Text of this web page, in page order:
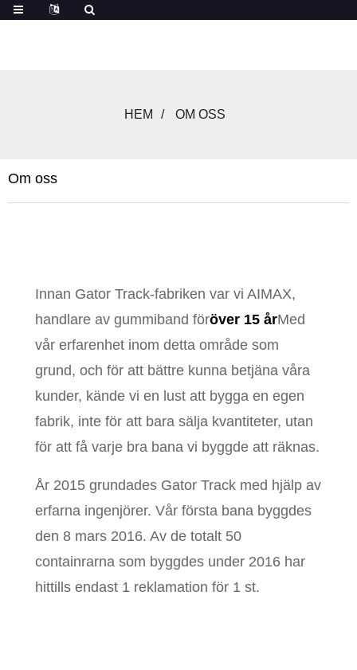
HEM OM OSS
Om oss
Innan Gator Track-fabriken var vi AIMAX,
handlare av gummiband föröver 15 årMed
vår erfarenhet inom detta område som
grund, och för att bättre kunna betjäna våra
kunder, kände vi en lust att bygga en egen
fabrik, inte för att bara sälja kvantiteter, utan
för att få varje bra bana vi byggde att räknas.
År 2015 grundades Gator Track med hjälp av
erfarna ingenjörer. Vår första bana byggdes
den 8 mars 2016. Av de totalt 50
containrarna som byggdes under 2016 har
hittills endast 1 reklamation för 1 st.